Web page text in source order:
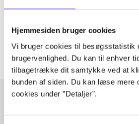
Hjemmesiden bruger cookies
Vi bruger cookies til besøgsstatistik
brugervenlighed. Du kan til enhver
tilbagetrække dit samtykke ved at
bunden af siden. Du kan læse mere
cookies under ”Detaljer”.
Artiklerne i handler ofte om